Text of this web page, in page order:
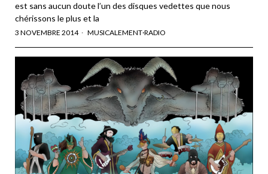
est sans aucun doute l’un des disques vedettes que nous
chérissons le plus et la
3 NOVEMBRE 2014 MUSICALEMENT·RADIO